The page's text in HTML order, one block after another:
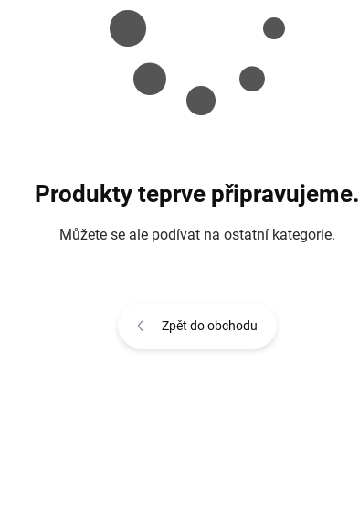
Produkty teprve připravujeme.
Můžete se ale podívat na ostatní kategorie.
Zpět do obchodu